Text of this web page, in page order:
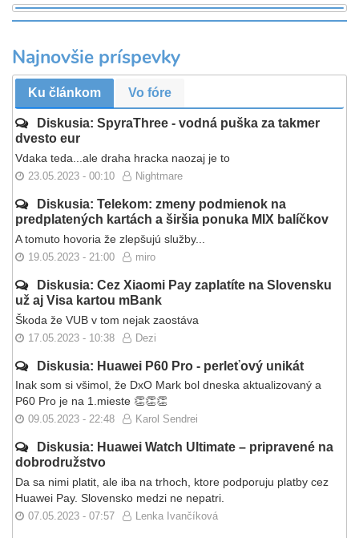
Najnovšie príspevky
Ku článkom Vo fóre
Diskusia: SpyraThree - vodná puška za takmer
dvesto eur
Vdaka teda...ale draha hracka naozaj je to
23.05.2023 - 00:10 Nightmare
Diskusia: Telekom: zmeny podmienok na
predplatených kartách a širšia ponuka MIX balíčkov
A tomuto hovoria že zlepšujú služby...
19.05.2023 - 21:00 miro
Diskusia: Cez Xiaomi Pay zaplatíte na Slovensku
už aj Visa kartou mBank
Škoda že VUB v tom nejak zaostáva
17.05.2023 - 10:38 Dezi
Diskusia: Huawei P60 Pro - perleťový unikát
Inak som si všimol, že DxO Mark bol dneska aktualizovaný a
P60 Pro je na 1.mieste 👏👏👏
09.05.2023 - 22:48 Karol Sendrei
Diskusia: Huawei Watch Ultimate – pripravené na
dobrodružstvo
Da sa nimi platit, ale iba na trhoch, ktore podporuju platby cez
Huawei Pay. Slovensko medzi ne nepatri.
07.05.2023 - 07:57 Lenka Ivančíková